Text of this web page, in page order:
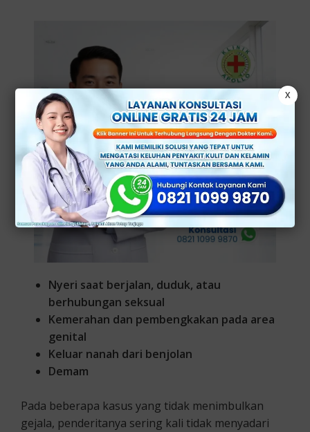
Nyeri saat berjalan, duduk, atau
berhubungan seksual
Kemerahan dan pembengkakan pada area
genital
Keluar nanah dari benjolan
Demam
Pada beberapa kasus yang tidak menimbulkan
gejala, penderitanya sering kali tidak menyadari
X